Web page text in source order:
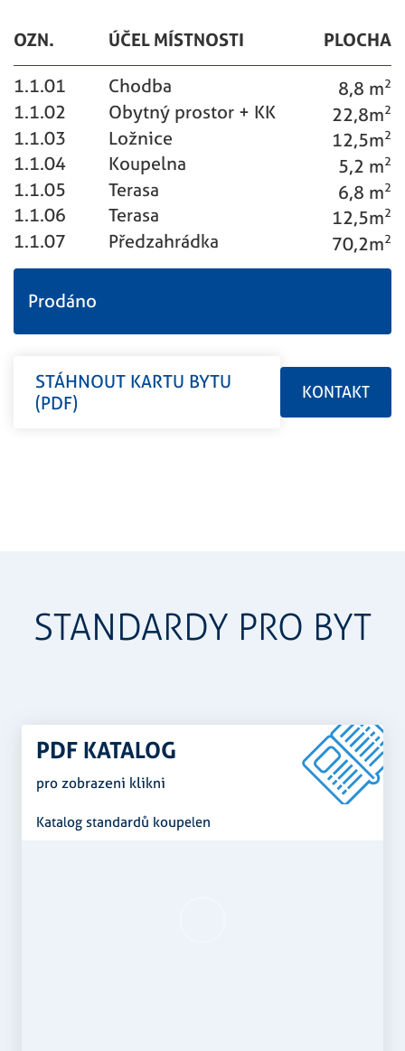
OZN. ÚČEL MÍSTNOSTI
PLOCHA
1.1.01
Chodba 8,8 m2
1.1.02 Obytný prostor + KK 22,8m2
1.1.03 Ložnice 12,5m2
1.1.04 Koupelna 5,2 m2
1.1.05 Terasa 6,8 m2
1.1.06 Terasa 12,5m2
1.1.07 Předzahrádka 70,2m2
Prodáno
STÁHNOUT KARTU BYTU
(PDF)
KONTAKT
STANDARDY PRO BYT
PDF KATALOG
pro zobrazeni klikni
Katalog standardů koupelen